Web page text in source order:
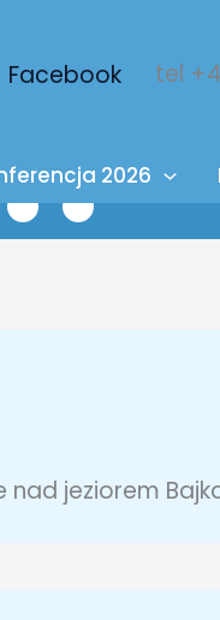
Facebook tel
2026
jeziorem